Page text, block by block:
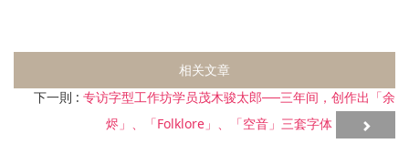
相关文章
下一則 : 专访字型工作坊学员茂木骏太郎──三年间，创作出「余
烬」、「Folklore」、「空音」三套字体